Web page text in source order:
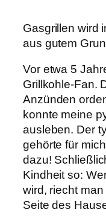
Gasgrillen wird
aus gutem
Vor etwa 5
Grillkohle-Fan.
Anzünden
konnte meine
ausleben. Der
gehörte für
dazu!
Kindheit so:
wird, riecht
Seite des